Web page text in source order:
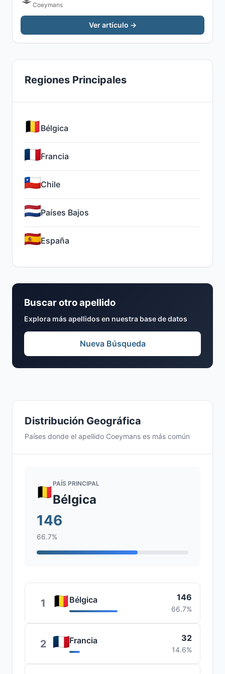
Distribución Geográfica
Países donde el apellido Coeymans es más común
PAÍS PRINCIPAL
Bélgica
146
66.7%
1 Bélgica 146
66.7%
2 Francia 32
14.6%
Coeymans
Ver artículo →
Regiones Principales
Bélgica
Francia
Chile
Países Bajos
España
Buscar otro apellido
Explora más apellidos en nuestra base de datos
Nueva Búsqueda